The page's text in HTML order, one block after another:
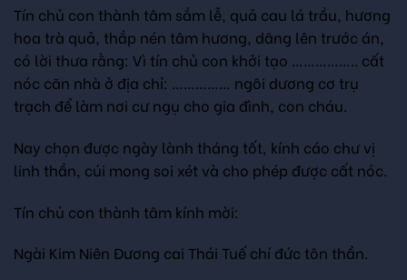
Tín chủ con thành tâm sắm lễ, quả cau lá trầu, hương
hoa trà quả, thắp nén tâm hương, dâng lên trước án,
có lời thưa rằng: Vì tín chủ con khởi tạo …………….. cất
nóc căn nhà ở địa chỉ: …………… ngôi dương cơ trụ
trạch để làm nơi cư ngụ cho gia đình, con cháu.
Nay chọn được ngày lành tháng tốt, kính cáo chư vị
linh thần, cúi mong soi xét và cho phép được cất nóc.
Tín chủ con thành tâm kính mời:
Ngài Kim Niên Đương cai Thái Tuế chí đức tôn thần.